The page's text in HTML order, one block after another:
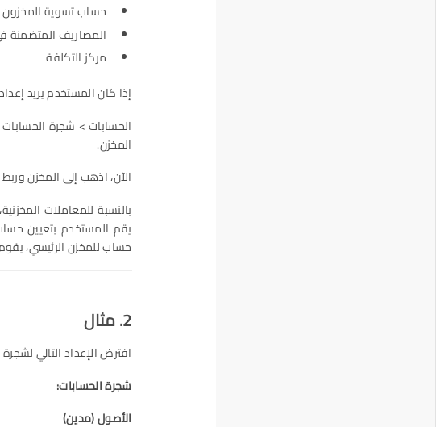
حساب تسوية
المصاريف المتضمنة
مركز التكلفة
إذا كان المستخدم يريد
الحسابات > شجرة
المخزن.
الآن، اذهب إلى المخزن
بالنسبة للمعاملات
يقم المستخدم بتعيين
حساب للمخزن الرئيسي،
2. مثال
افترض الإعداد التالي
شجرة الحسابات:
الأصول (مدين)